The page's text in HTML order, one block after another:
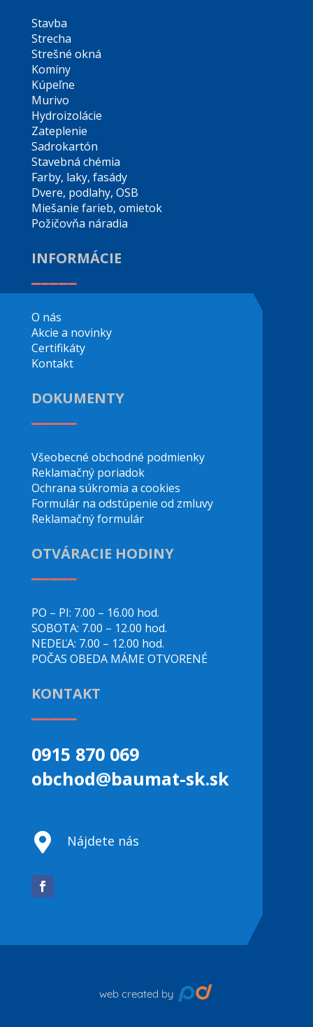
Stavba
Strecha
Strešné okná
Komíny
Kúpeľne
Murivo
Hydroizolácie
Zateplenie
Sadrokartón
Stavebná chémia
Farby, laky, fasády
Dvere, podlahy, OSB
Miešanie farieb, omietok
Požičovňa náradia
INFORMÁCIE
O nás
Akcie a novinky
Certifikáty
Kontakt
DOKUMENTY
Všeobecné obchodné podmienky
Reklamačný poriadok
Ochrana súkromia a cookies
Formulár na odstúpenie od zmluvy
Reklamačný formulár
OTVÁRACIE HODINY
PO – PI: 7.00 – 16.00 hod.
SOBOTA: 7.00 – 12.00 hod.
NEDEĽA: 7.00 – 12.00 hod.
POČAS OBEDA MÁME OTVORENÉ
KONTAKT
0915 870 069
obchod@baumat-sk.sk
 Nájdete nás
web created by